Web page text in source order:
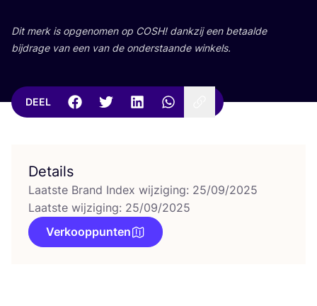
Dit merk is opge­no­men op COSH! dank­zij een betaal­de
bij­dra­ge van een van de onder­staan­de winkels.
DEEL
Details
Laatste Brand Index wijziging: 25/09/2025
Laatste wijziging: 25/09/2025
Verkooppunten